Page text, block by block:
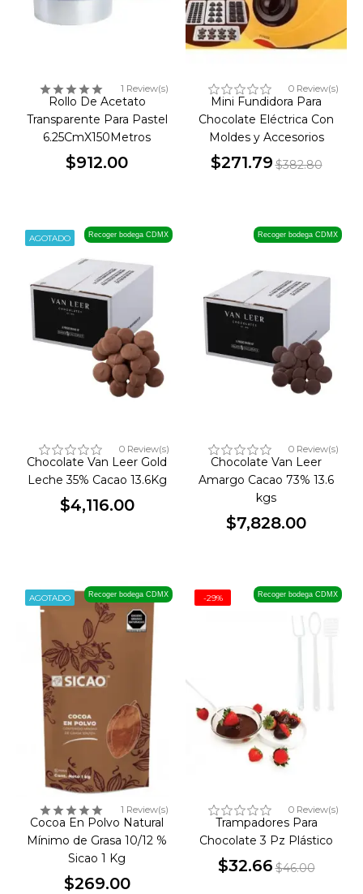
1 Review(s)
Rollo De Acetato
Transparente Para Pastel
6.25CmX150Metros
$912.00
0 Review(s)
Mini Fundidora Para
Chocolate Eléctrica Con
Moldes y Accesorios
$271.79$382.80
Recoger bodega CDMX
0 Review(s)
Chocolate Van Leer Gold
Leche 35% Cacao 13.6Kg
$4,116.00
AGOTADO Recoger bodega CDMX
0 Review(s)
Chocolate Van Leer
Amargo Cacao 73% 13.6
kgs
$7,828.00
Recoger bodega CDMX
1 Review(s)
Cocoa En Polvo Natural
Mínimo de Grasa 10/12 %
Sicao 1 Kg
$269.00
AGOTADO Recoger bodega CDMX
0 Review(s)
Trampadores Para
Chocolate 3 Pz Plástico
$32.66$46.00
-29%